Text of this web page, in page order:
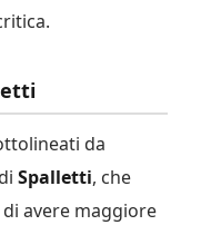
da
Spalletti, che
avere maggiore